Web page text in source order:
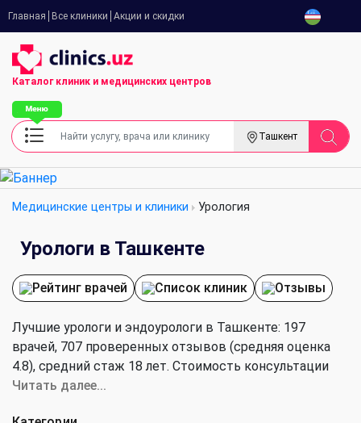
Главная Все клиники Акции и скидки
Каталог клиник и медицинских центров
Ташкент
Медицинские центры и клиники Урология
Урологи в Ташкенте
Рейтинг врачей Список клиник Отзывы
Лучшие урологи и эндоурологи в Ташкенте: 197
врачей, 707 проверенных отзывов (средняя оценка
4.8), cредний стаж 18 лет. Стоимость консультации
уролога и эндоуролога от 20 000 до 500 000 сум
Читать далее...